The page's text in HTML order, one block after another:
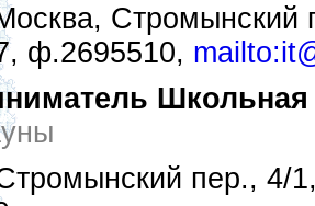
Стромынский
ф.2695510,
пер., 4/